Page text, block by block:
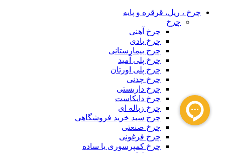
چرخ ، ریل، قرقره و پایه
چرخ
چرخ آهنی
چرخ بادی
چرخ بیمارستانی
چرخ پلی آمید
چرخ پلی اورتان
چرخ چدنی
چرخ داربستی
چرخ دایکاست
چرخ زباله ای
چرخ سبد خرید فروشگاهی
چرخ صنعتی
چرخ فرغونی
چرخ کمپرسوری یا ساده